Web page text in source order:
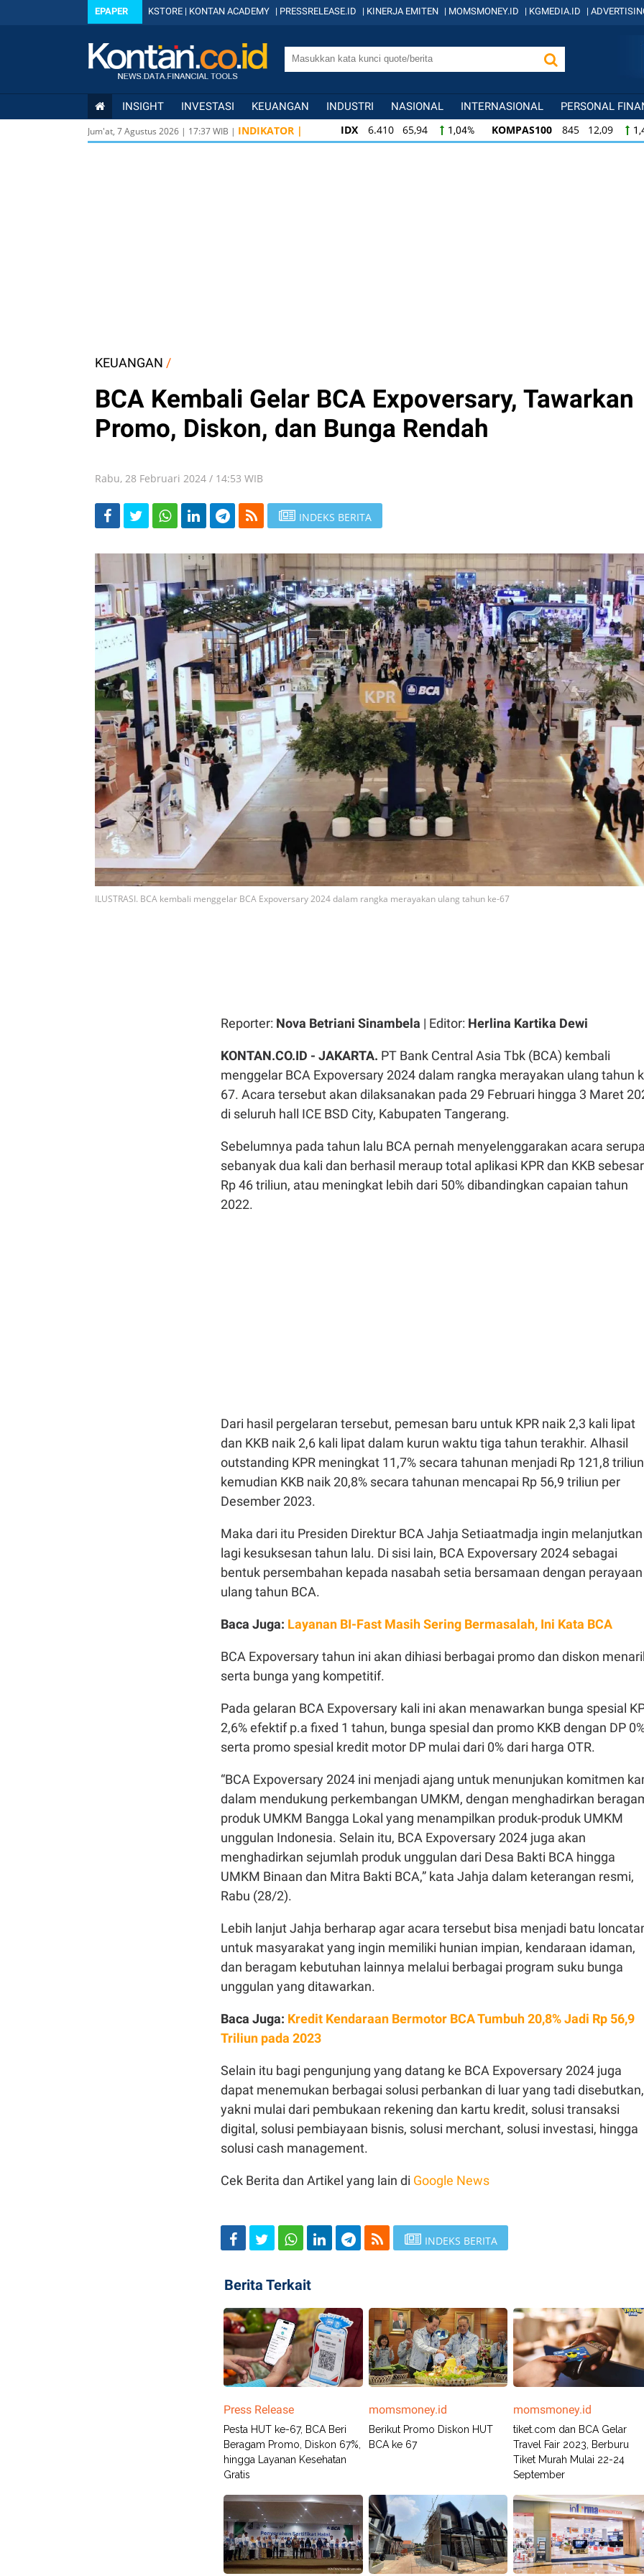
EPAPER KSTORE | KONTAN ACADEMY | PRESSRELEASE.ID | KINERJA EMITEN | MOMSMONEY.ID | KGMEDIA.ID |
INSIGHT INVESTASI KEUANGAN INDUSTRI NASIONAL INTERNASIONAL PERSONAL
Jum'at, 7 Agustus 2026 | 17:37WIB | INDIKATOR | IDX 6.410 65,94 1,04% KOMPAS100 845 12,09
KOMPAS100
845 12,09 1,45% LQ45 640 9,44
KEUANGAN /
BCA Kembali Gelar BCA Expoversary, Tawarkan
Promo, Diskon, dan Bunga Rendah
Rabu, 28 Februari 2024 / 14:53 WIB
INDEKS BERITA
ILUSTRASI. BCA kembali menggelar BCA Expoversary 2024 dalam rangka merayakan ulang tahun ke-67
Reporter: Nova Betriani Sinambela | Editor: Herlina Kartika Dewi
KONTAN.CO.ID - JAKARTA. PT Bank Central Asia Tbk (BCA) kembali
menggelar BCA Expoversary 2024 dalam rangka merayakan ulang tahun
67. Acara tersebut akan dilaksanakan pada 29 Februari hingga 3 Maret
di seluruh hall ICE BSD City, Kabupaten Tangerang.
Sebelumnya pada tahun lalu BCA pernah menyelenggarakan acara serupa
sebanyak dua kali dan berhasil meraup total aplikasi KPR dan KKB sebesar
Rp 46 triliun, atau meningkat lebih dari 50% dibandingkan capaian tahun
2022.
Dari hasil pergelaran tersebut, pemesan baru untuk KPR naik 2,3 kali lipat
dan KKB naik 2,6 kali lipat dalam kurun waktu tiga tahun terakhir. Alhasil
outstanding KPR meningkat 11,7% secara tahunan menjadi Rp 121,8
kemudian KKB naik 20,8% secara tahunan mencapai Rp 56,9 triliun per
Desember 2023.
Maka dari itu Presiden Direktur BCA Jahja Setiaatmadja ingin melanjutkan
lagi kesuksesan tahun lalu. Di sisi lain, BCA Expoversary 2024 sebagai
bentuk persembahan kepada nasabah setia bersamaan dengan perayaan
ulang tahun BCA.
Baca Juga: Layanan BI-Fast Masih Sering Bermasalah, Ini Kata BCA
BCA Expoversary tahun ini akan dihiasi berbagai promo dan diskon
serta bunga yang kompetitif.
Pada gelaran BCA Expoversary kali ini akan menawarkan bunga spesial
2,6% efektif p.a fixed 1 tahun, bunga spesial dan promo KKB dengan DP
serta promo spesial kredit motor DP mulai dari 0% dari harga OTR.
“BCA Expoversary 2024 ini menjadi ajang untuk menunjukan komitmen
dalam mendukung perkembangan UMKM, dengan menghadirkan
produk UMKM Bangga Lokal yang menampilkan produk-produk UMKM
unggulan Indonesia. Selain itu, BCA Expoversary 2024 juga akan
menghadirkan sejumlah produk unggulan dari Desa Bakti BCA hingga
UMKM Binaan dan Mitra Bakti BCA,” kata Jahja dalam keterangan resmi,
Rabu (28/2).
Lebih lanjut Jahja berharap agar acara tersebut bisa menjadi batu
untuk masyarakat yang ingin memiliki hunian impian, kendaraan idaman,
dan beragam kebutuhan lainnya melalui berbagai program suku bunga
unggulan yang ditawarkan.
Baca Juga: Kredit Kendaraan Bermotor BCA Tumbuh 20,8% Jadi Rp 56,9
Triliun pada 2023
Selain itu bagi pengunjung yang datang ke BCA Expoversary 2024 juga
dapat menemukan berbagai solusi perbankan di luar yang tadi disebutkan,
yakni mulai dari pembukaan rekening dan kartu kredit, solusi transaksi
digital, solusi pembiayaan bisnis, solusi merchant, solusi investasi, hingga
solusi cash management.
Cek Berita dan Artikel yang lain di Google News
INDEKS BERITA
Berita Terkait
Press Release
Pesta HUT ke-67, BCA Beri
Beragam Promo, Diskon 67%,
hingga Layanan Kesehatan
Gratis
momsmoney.id
Berikut Promo Diskon HUT
BCA ke 67
momsmoney.id
tiket.com dan BCA Gelar
Travel Fair 2023, Berburu
Tiket Murah Mulai 22-24
September